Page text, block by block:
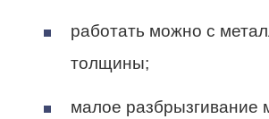
работать можно с
толщины;
малое разбрызгивание